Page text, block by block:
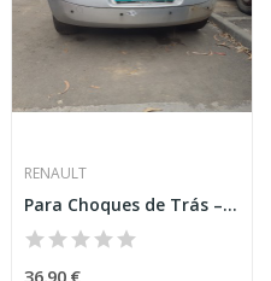
RENAULT
Para Choques de Trás – RENAULT MEGANE II...
36,90 €